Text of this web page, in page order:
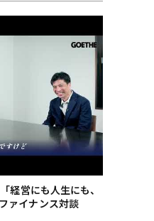
経営にも人生にも、
ァイナンス対談